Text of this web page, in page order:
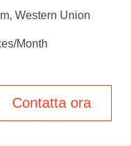
Western Union
Month
Contatta ora